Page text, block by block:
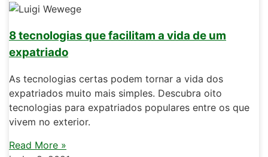
8 tecnologias que facilitam a vida de um
expatriado
As tecnologias certas podem tornar a vida dos
expatriados muito mais simples. Descubra oito
tecnologias para expatriados populares entre os que
vivem no exterior.
Read More »